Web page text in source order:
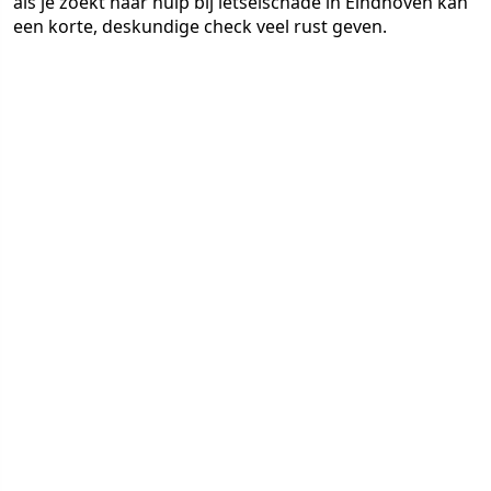
een korte, deskundige check veel rust geven.